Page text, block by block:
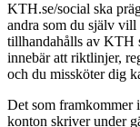
KTH.se/social ska
andra som du själv vill
tillhandahålls av KTH
innebär att riktlinjer,
och du missköter dig
Det som framkommer
konton skriver under